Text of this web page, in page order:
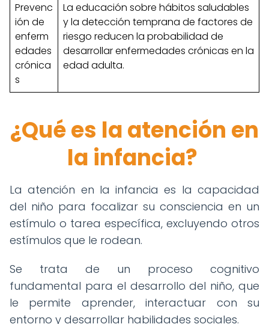
Prevenc
ión de
enferm
edades
crónica
s
La educación sobre hábitos saludables
y la detección temprana de factores de
riesgo reducen la probabilidad de
desarrollar enfermedades crónicas en la
edad adulta.
¿Qué es la atención en
la infancia?
La atención en la infancia es la capacidad
del niño para focalizar su consciencia en un
estímulo o tarea específica, excluyendo otros
estímulos que le rodean.
Se trata de un proceso cognitivo
fundamental para el desarrollo del niño, que
le permite aprender, interactuar con su
entorno y desarrollar habilidades sociales.